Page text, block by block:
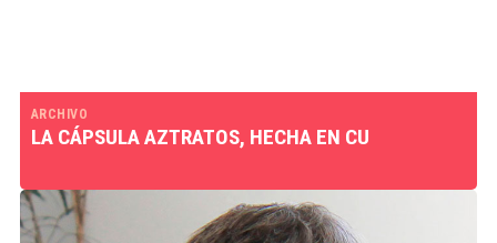
ARCHIVO
LA CÁPSULA AZTRATOS, HECHA EN CU